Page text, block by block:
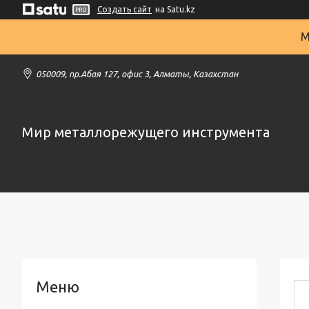
Создать сайт на Satu.kz
050009, пр.Абая 127, офис 3, Алматы, Казахстан
Мир металлорежущего инструмента